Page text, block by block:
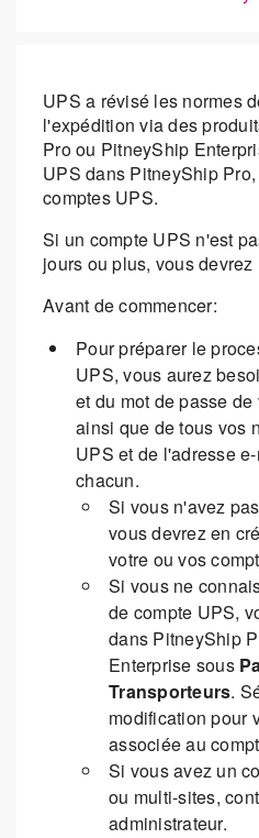
UPS a révisé les normes
l'expédition via des
Pro ou PitneyShip
UPS dans PitneyShip
comptes UPS.
Si un compte UPS n'est
jours ou plus, vous devrez
Avant de commencer:
Pour préparer le
UPS, vous aurez
et du mot de passe
ainsi que de tous vos
UPS et de l'adresse
chacun.
Si vous n'avez
vous devrez en
votre ou vos
Si vous ne
de compte UPS,
dans PitneyShip
Enterprise sous
Transporteurs.
modification pour
associée au
Si vous avez un
ou multi-sites,
administrateur.